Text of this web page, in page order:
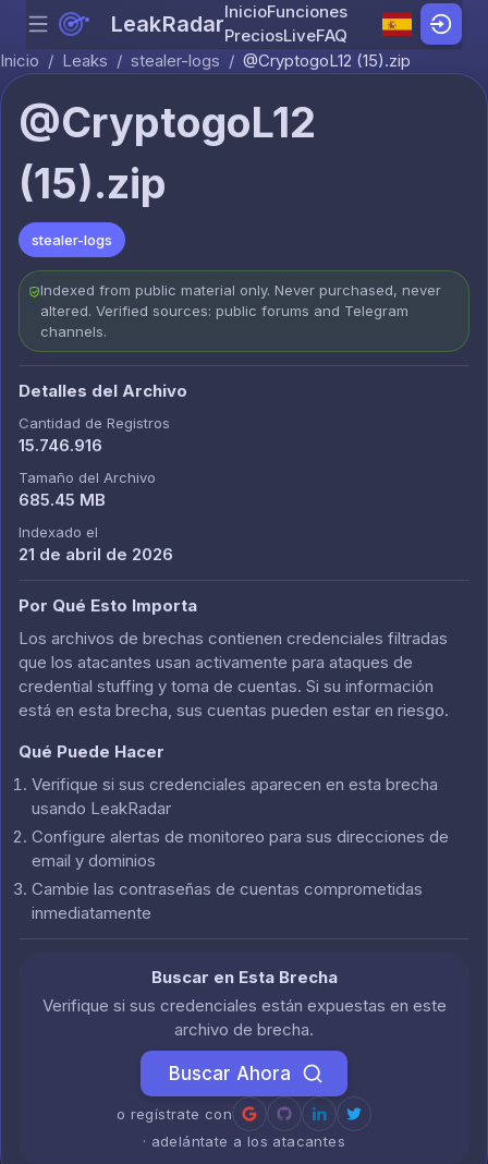
Skip to content
Menu LeakRadarInicioFunciones
PreciosLiveFAQ
Inicio / Leaks / stealer-logs / @CryptogoL12 (15).zip
@CryptogoL12
(15).zip
stealer-logs
Indexed from public material only. Never purchased, never
altered. Verified sources: public forums and Telegram
channels.
Detalles del Archivo
Cantidad de Registros
15.746.916
Tamaño del Archivo
685.45 MB
Indexado el
21 de abril de 2026
Por Qué Esto Importa
Los archivos de brechas contienen credenciales filtradas
que los atacantes usan activamente para ataques de
credential stuffing y toma de cuentas. Si su información
está en esta brecha, sus cuentas pueden estar en riesgo.
Qué Puede Hacer
Verifique si sus credenciales aparecen en esta brecha
usando LeakRadar
Configure alertas de monitoreo para sus direcciones de
email y dominios
Cambie las contraseñas de cuentas comprometidas
inmediatamente
Buscar en Esta Brecha
Verifique si sus credenciales están expuestas en este
archivo de brecha.
Buscar Ahora
o regístrate con
· adelántate a los atacantes